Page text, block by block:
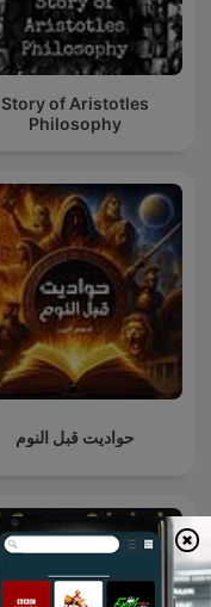
Story of Aristotles
Philosophy
حواديت قبل النوم